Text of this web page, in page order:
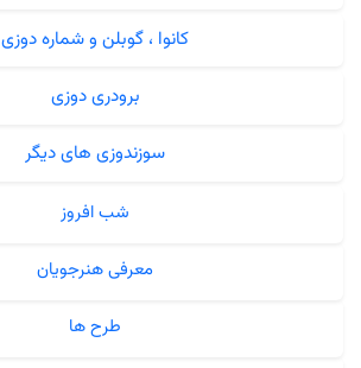
کانوا ، گوبلن و شماره دوزی
برودری دوزی
سوزندوزی های دیگر
شب افروز
معرفی هنرجویان
طرح ها